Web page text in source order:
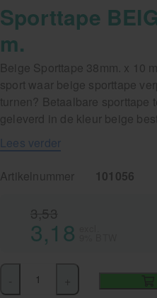
Sporttape
m.
Beige Sporttape 38mm. x 10
sport waar beige sporttape
turnen? Betaalbare sporttape
geleverd in de kleur beige
Lees verder
Artikelnummer 101056
3,53
3,18